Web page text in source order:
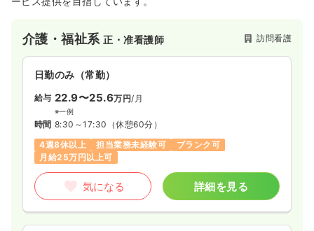
介護・福祉系正・准看護師 訪問看護
日勤のみ（常勤）
給与 22.9〜25.6万円/月
※一例
時間 8:30～17:30 （休憩60分）
4週8休以上
担当業務未経験可
ブランク可
月給25万円以上可
気になる 詳細を見る